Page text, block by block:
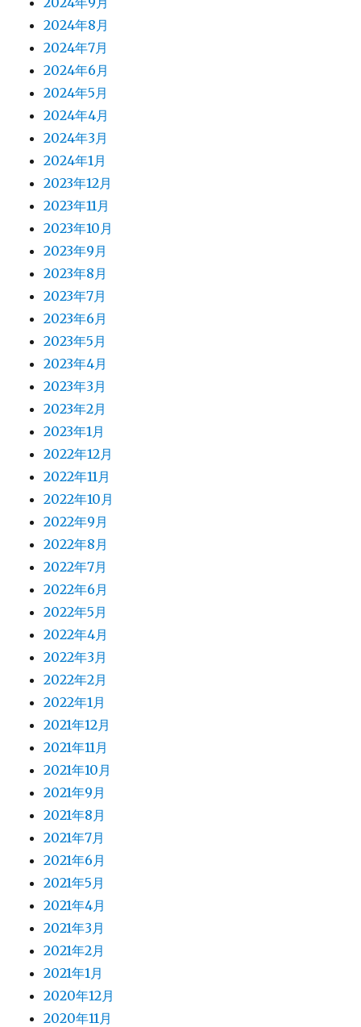
2024年8月
2024年7月
2024年6月
2024年5月
2024年4月
2024年3月
2024年1月
2023年12月
2023年11月
2023年10月
2023年9月
2023年8月
2023年7月
2023年6月
2023年5月
2023年4月
2023年3月
2023年2月
2023年1月
2022年12月
2022年11月
2022年10月
2022年9月
2022年8月
2022年7月
2022年6月
2022年5月
2022年4月
2022年3月
2022年2月
2022年1月
2021年12月
2021年11月
2021年10月
2021年9月
2021年8月
2021年7月
2021年6月
2021年5月
2021年4月
2021年3月
2021年2月
2021年1月
2020年12月
2020年11月